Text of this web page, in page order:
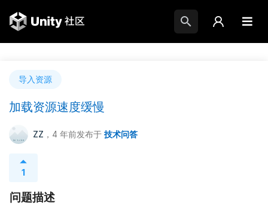
导入资源
加载资源速度缓慢
ZZ ，4 年前发布于 技术问答
1
问题描述